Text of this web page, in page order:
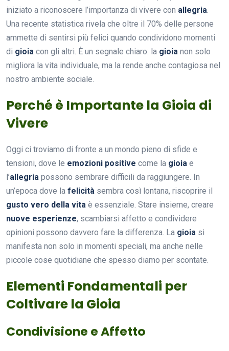
iniziato a riconoscere l’importanza di vivere con allegria.
Una recente statistica rivela che oltre il 70% delle persone
ammette di sentirsi più felici quando condividono momenti
di gioia con gli altri. È un segnale chiaro: la gioia non solo
migliora la vita individuale, ma la rende anche contagiosa nel
nostro ambiente sociale.
Perché è Importante la Gioia di
Vivere
Oggi ci troviamo di fronte a un mondo pieno di sfide e
tensioni, dove le emozioni positive come la gioia e
l’allegria possono sembrare difficili da raggiungere. In
un’epoca dove la felicità sembra così lontana, riscoprire il
gusto vero della vita è essenziale. Stare insieme, creare
nuove esperienze, scambiarsi affetto e condividere
opinioni possono davvero fare la differenza. La gioia si
manifesta non solo in momenti speciali, ma anche nelle
piccole cose quotidiane che spesso diamo per scontate.
Elementi Fondamentali per
Coltivare la Gioia
Condivisione e Affetto